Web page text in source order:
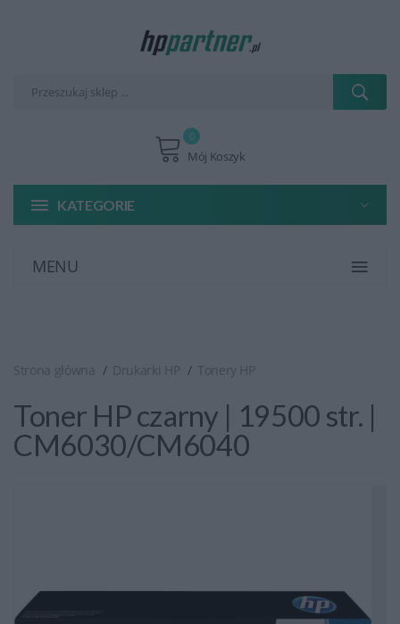
Mój Koszyk
0
KATEGORIE
MENU
Strona główna Drukarki HP Tonery HP
Toner HP czarny | 19500 str. |
CM6030/CM6040